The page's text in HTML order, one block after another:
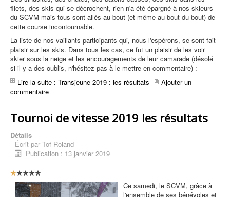
u
r
:
5
/
5
filets, des skis qui se décrochent, rien n'a été épargné à nos skieurs
du SCVM mais tous sont allés au bout (et même au bout du bout) de
cette course incontournable.
La liste de nos vaillants participants qui, nous l'espérons, se sont fait
plaisir sur les skis. Dans tous les cas, ce fut un plaisir de les voir
skier sous la neige et les encouragements de leur camarade (désolé
si il y a des oublis, n'hésitez pas à le mettre en commentaire) :
Lire la suite : Transjeune 2019 : les résultats
Ajouter un
commentaire
Tournoi de vitesse 2019 les résultats
Détails
Écrit par Tof Roland
Publication : 13 janvier 2019
V
Ce samedi, le SCVM, grâce à
l'ensemble de ses bénévoles et